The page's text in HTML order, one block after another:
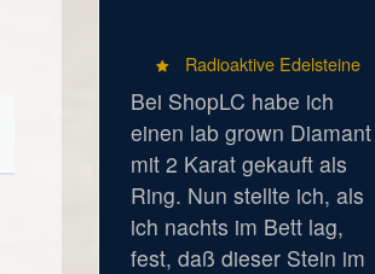
Radioaktive Edelsteine
Bei ShopLC habe ich
einen lab grown Diamant
mit 2 Karat gekauft als
Ring. Nun stellte ich, als
ich nachts im Bett lag,
fest, daß dieser Stein im